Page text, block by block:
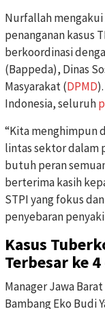
Nurfallah
penanganan kasus
berkoordinasi
(Bappeda), Dinas
Masyarakat (DPMD
Indonesia, seluruh
“Kita menghimpun
lintas sektor dalam
butuh peran
berterima kasih
STPI yang fokus
penyebaran
Kasus
Terbesar ke
Manager Jawa
Bambang Eko Budi